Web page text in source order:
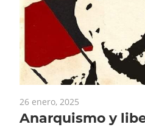
26 enero, 2025
Anarquismo y